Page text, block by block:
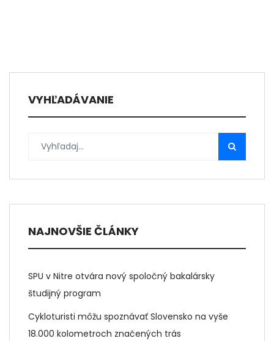
VYHĽADÁVANIE
NAJNOVŠIE ČLÁNKY
SPU v Nitre otvára nový spoločný bakalársky
študijný program
Cykloturisti môžu spoznávať Slovensko na vyše
18.000 kolometroch značených trás